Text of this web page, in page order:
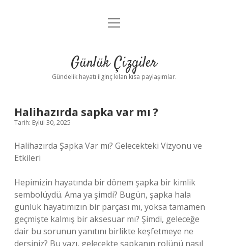
Anasayfa
Yasal Uyarı
menüyü
Günlük Çizgiler
Gündelik hayatı ilginç kılan kısa paylaşımlar.
Halihazırda sapka var mı ?
Tarih: Eylül 30, 2025
Halihazırda Şapka Var mı? Gelecekteki Vizyonu ve
Etkileri
Hepimizin hayatında bir dönem şapka bir kimlik
sembolüydü. Ama ya şimdi? Bugün, şapka hala
günlük hayatımızın bir parçası mı, yoksa tamamen
geçmişte kalmış bir aksesuar mı? Şimdi, geleceğe
dair bu sorunun yanıtını birlikte keşfetmeye ne
dersiniz? Bu yazı, gelecekte şapkanın rolünü nasıl